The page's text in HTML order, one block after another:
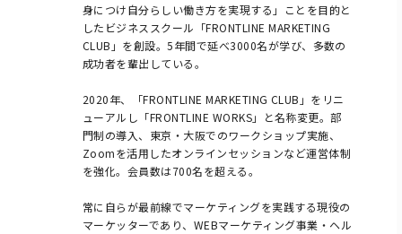
身につけ自分らしい働き方を実現する」ことを目的と
したビジネススクール「FRONTLINE MARKETING
CLUB」を創設。5年間で延べ3000名が学び、多数の
成功者を輩出している。
2020年、「FRONTLINE MARKETING CLUB」をリニ
ューアルし「FRONTLINE WORKS」と名称変更。部
門制の導入、東京・大阪でのワークショップ実施、
Zoomを活用したオンラインセッションなど運営体制
を強化。会員数は700名を超える。
常に自らが最前線でマーケティングを実践する現役の
マーケッターであり、WEBマーケティング事業・ヘル